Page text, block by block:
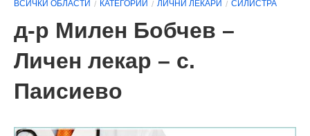
ВСИЧКИ ОБЛАСТИ КАТЕГОРИИ ЛИЧНИ ЛЕКАРИ СИЛИСТРА
д-р Милен Бобчев –
Личен лекар – с.
Паисиево